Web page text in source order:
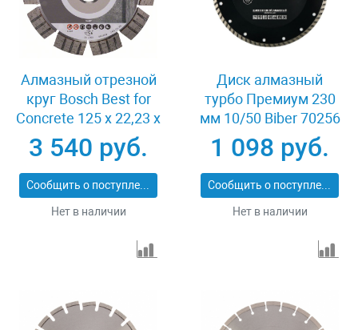
Алмазный отрезной
круг Bosch Best for
Concrete 125 x 22,23 x
2,2 x 12 mm
3 540 руб.
Сообщить о поступлении
Нет в наличии
Диск алмазный
турбо Премиум 230
мм 10/50 Biber 70256
1 098 руб.
Сообщить о поступлении
Нет в наличии